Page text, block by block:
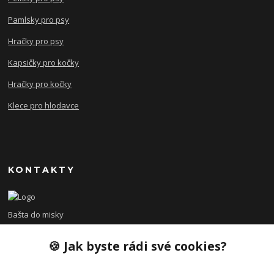
Pamlsky pro psy
Hračky pro psy
Kapsičky pro kočky
Hračky pro kočky
Klece pro hlodavce
KONTAKTY
Bašta do misky
+420 608 479 610🍪 Jak byste rádi své cookies?